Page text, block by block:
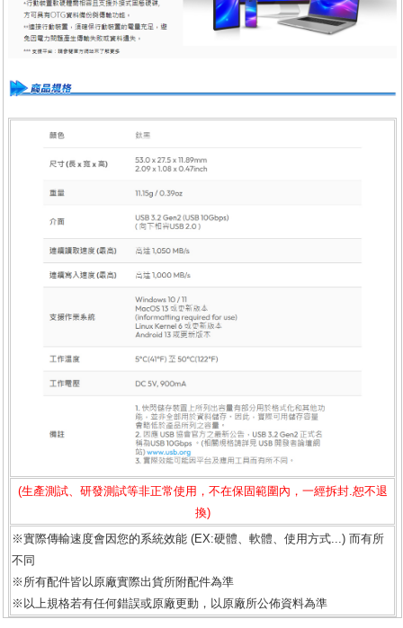
(生產測試、研發測試等非正常使用，不在保固範圍內，一經拆封.恕不退
換)
※實際傳輸速度會因您的系統效能 (EX:硬體、軟體、使用方式...) 而有所
不同
※所有配件皆以原廠實際出貨所附配件為準
※以上規格若有任何錯誤或原廠更動，以原廠所公佈資料為準